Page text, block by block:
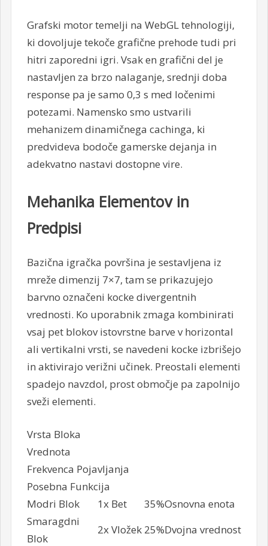
Grafski motor temelji na WebGL tehnologiji,
ki dovoljuje tekoče grafične prehode tudi pri
hitri zaporedni igri. Vsak en grafični del je
nastavljen za brzo nalaganje, srednji doba
response pa je samo 0,3 s med ločenimi
potezami. Namensko smo ustvarili
mehanizem dinamičnega cachinga, ki
predvideva bodoče gamerske dejanja in
adekvatno nastavi dostopne vire.
Mehanika Elementov in
Predpisi
Bazična igračka površina je sestavljena iz
mreže dimenzij 7×7, tam se prikazujejo
barvno označeni kocke divergentnih
vrednosti. Ko uporabnik zmaga kombinirati
vsaj pet blokov istovrstne barve v horizontal
ali vertikalni vrsti, se navedeni kocke izbrišejo
in aktivirajo verižni učinek. Preostali elementi
spadejo navzdol, prost območje pa zapolnijo
sveži elementi.
Vrsta Bloka
Vrednota
Frekvenca Pojavljanja
Posebna Funkcija
Modri Blok
1x Bet 35%Osnovna enota
Smaragdni
Blok
2x Vložek 25%Dvojna vrednost